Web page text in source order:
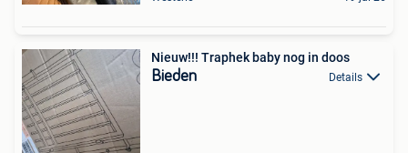
Nieuw!!! Traphek baby nog in doos
Bieden Details